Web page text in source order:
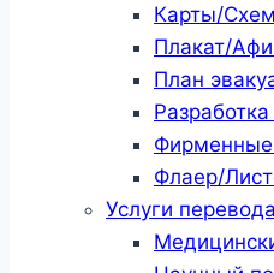
Карты/
Плакат/
План
Фирменные
Флаер/
Услуги перевода